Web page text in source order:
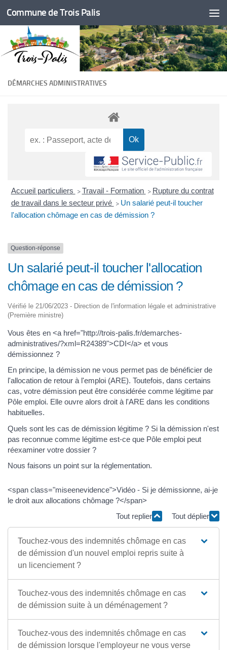
Skip to content
Commune de Trois Palis
DÉMARCHES ADMINISTRATIVES
Accueil particuliers > Travail - Formation > Rupture du contrat
de travail dans le secteur privé > Un salarié peut-il toucher
l'allocation chômage en cas de démission ?
Question-réponse
Un salarié peut-il toucher l'allocation
chômage en cas de démission ?
Vérifié le 21/06/2023 - Direction de l'information légale et administrative
(Première ministre)
Vous êtes en <a href="http://trois-palis.fr/demarches-
administratives/?xml=R24389">CDI</a> et vous
démissionnez ?
En principe, la démission ne vous permet pas de bénéficier de
l'allocation de retour à l'emploi (ARE). Toutefois, dans certains
cas, votre démission peut être considérée comme légitime par
Pôle emploi. Elle ouvre alors droit à l'ARE dans les conditions
habituelles.
Quels sont les cas de démission légitime ? Si la démission n'est
pas reconnue comme légitime est-ce que Pôle emploi peut
réexaminer votre dossier ?
Nous faisons un point sur la réglementation.
<span class="miseenevidence">Vidéo - Si je démissionne, ai-je
le droit aux allocations chômage ?</span>
Tout replier
Tout déplier
Touchez-vous des indemnités chômage en cas
de démission d'un nouvel emploi repris suite à
un licenciement ?
Touchez-vous des indemnités chômage en cas
de démission suite à un déménagement ?
Touchez-vous des indemnités chômage en cas
de démission lorsque l'employeur ne vous verse